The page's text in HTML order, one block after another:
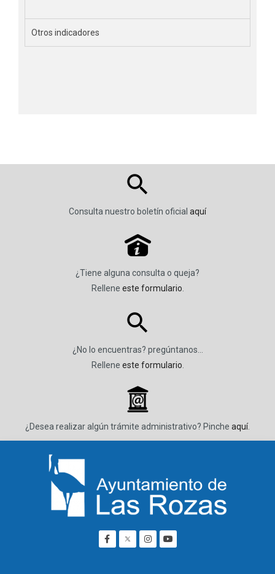
Otros indicadores
Consulta nuestro boletín oficial aquí
P
¿Tiene alguna consulta o queja?
Rellene este formulario
¿No lo encuentras? pregúntanos…
Rellene este formulario
_
¿Desea realizar algún trámite administrativo? Pinche aquí.